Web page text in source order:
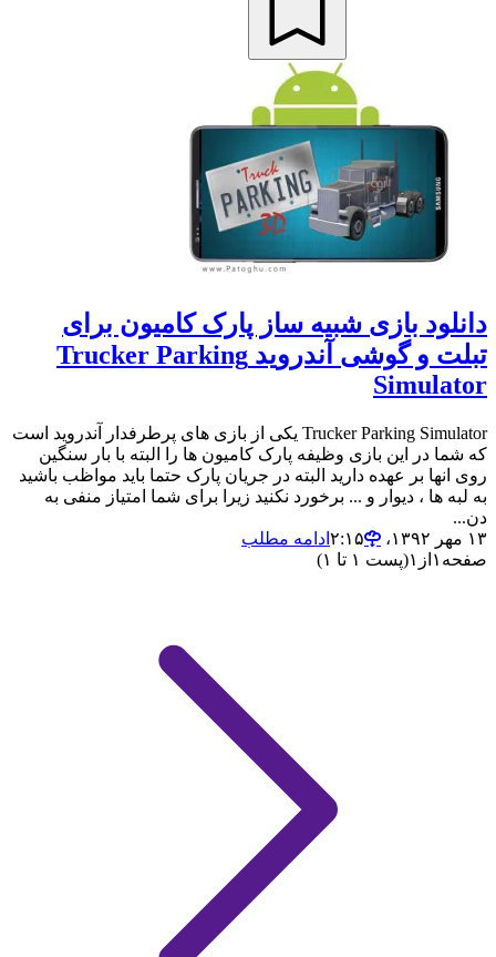
دانلود بازی شبیه ساز پارک کامیون برای
تبلت و گوشی آندروید Trucker Parking
Simulator
Trucker Parking Simulator یکی از بازی های پرطرفدار آندروید است
که شما در این بازی وظیفه پارک کامیون ها را البته با بار سنگین
روی انها بر عهده دارید البته در جریان پارک حتما باید مواظب باشید
به لبه ها ، دیوار و ... برخورد نکنید زیرا برای شما امتیاز منفی به
دن...
۱۳ مهر ۱۳۹۲،‏ ۲:۱۵
ادامه مطلب
صفحه ۱ از ۱(پست ۱ تا ۱)